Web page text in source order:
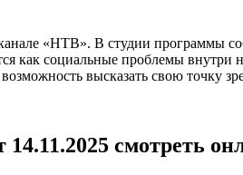
«НТВ». В студии программы
как социальные проблемы
высказать свою точку
смотреть